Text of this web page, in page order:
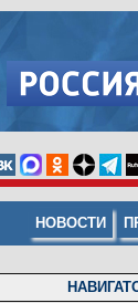
НОВОСТИ